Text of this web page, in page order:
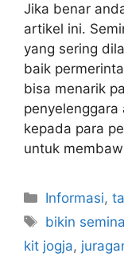
Jika benar
artikel ini.
yang sering
baik
bisa menarik
kepada para
untuk
Kategori
Informasi,
Tag
bikin
kit jogja,